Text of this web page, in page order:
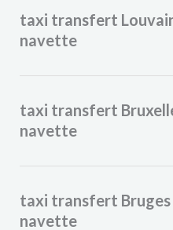
taxi transfert
navette
taxi transfert
navette
taxi transfert
navette